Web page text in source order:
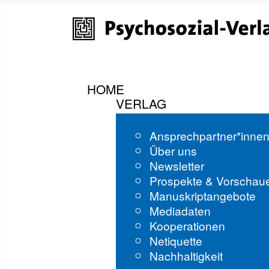
HOME
VERLAG
Über uns
Newsletter
Prospekte &
Manuskriptangebote
Mediadaten
Kooperationen
Netiquette
Nachhaltigkeit